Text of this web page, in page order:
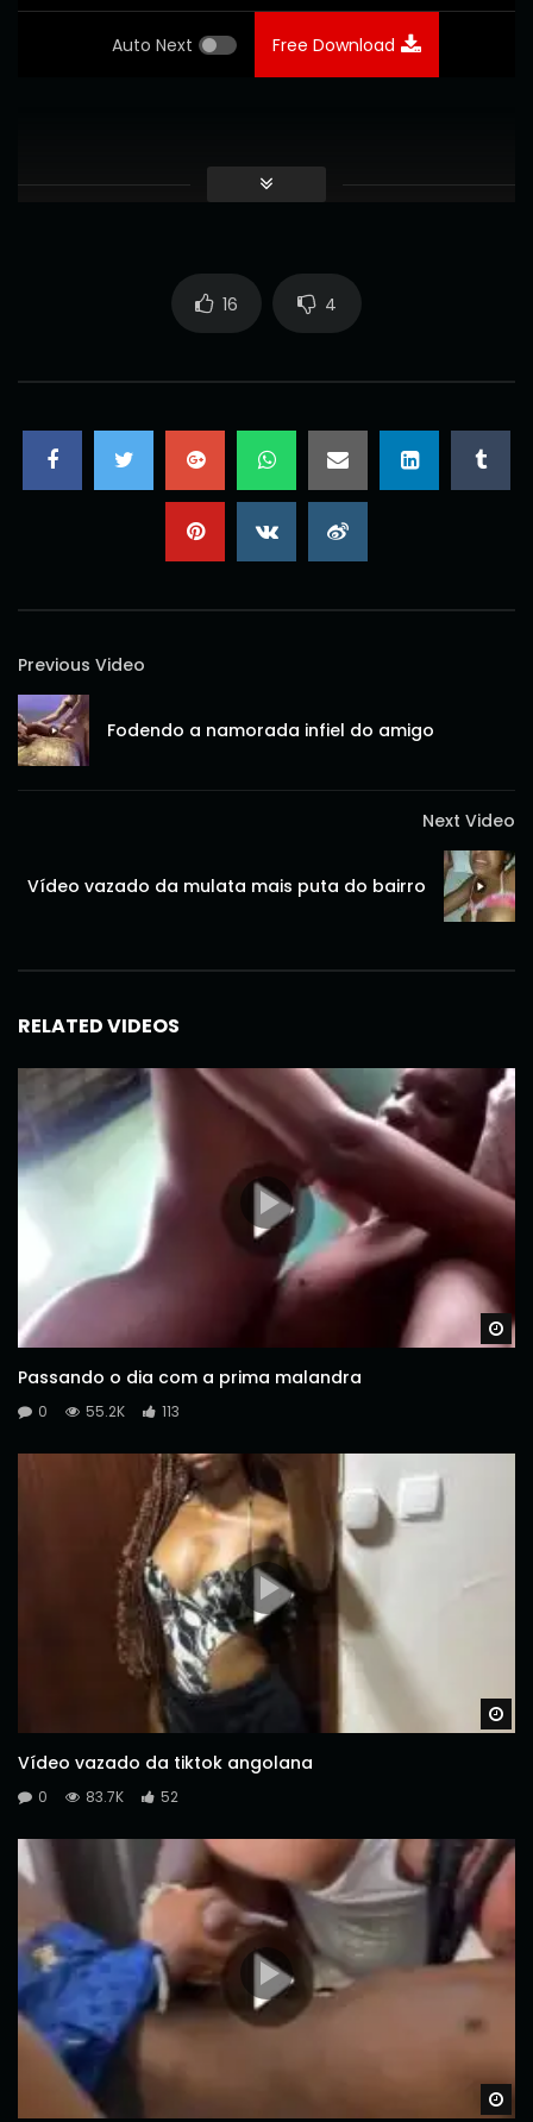
Auto Next Free Download
16 4
Previous Video
Fodendo a namorada infiel do amigo
Next Video
Vídeo vazado da mulata mais puta do bairro
RELATED VIDEOS
Passando o dia com a prima malandra
0 55.2K 113
Vídeo vazado da tiktok angolana
0 83.7K 52